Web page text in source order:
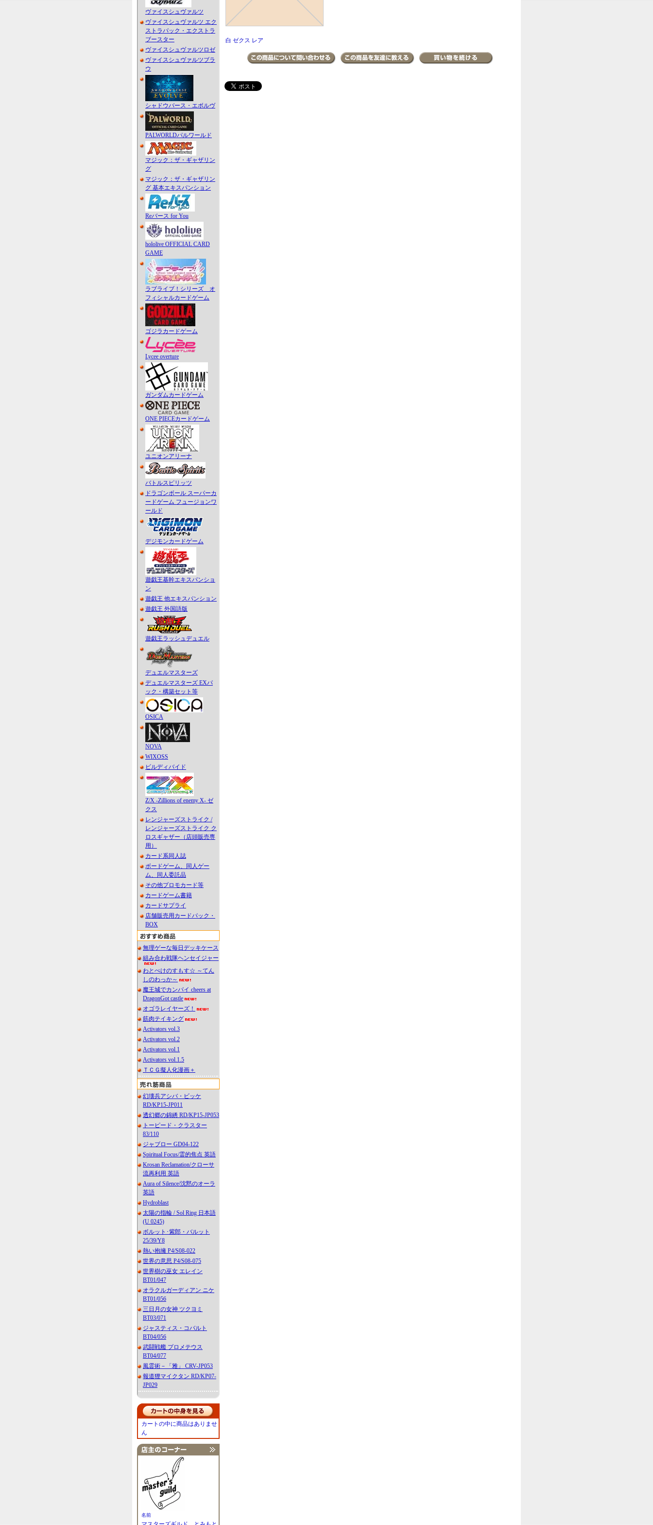
ヴァイスシュヴァルツ
ヴァイスシュヴァルツ エク
ストラパック・エクストラ
ブースター
ヴァイスシュヴァルツロゼ
ヴァイスシュヴァルツブラ
ウ
シャドウバース・エボルヴ
PALWORLDパルワールド
マジック：ザ・ギャザリン
グ
マジック：ザ・ギャザリン
グ 基本エキスパンション
Reバース for You
hololive OFFICIAL CARD
GAME
ラブライブ！シリーズ オ
フィシャルカードゲーム
ゴジラカードゲーム
Lycee overture
ガンダムカードゲーム
ONE PIECEカードゲーム
ユニオンアリーナ
バトルスピリッツ
ドラゴンボール スーパーカ
ードゲーム フュージョンワ
ールド
デジモンカードゲーム
遊戯王基幹エキスパンショ
ン
遊戯王 他エキスパンション
遊戯王 外国語版
遊戯王ラッシュデュエル
デュエルマスターズ
デュエルマスターズ EXパ
ック・構築セット等
OSICA
NOVA
WIXOSS
ビルディバイド
Z/X -Zillions of enemy X- ゼ
クス
レンジャーズストライク /
レンジャーズストライク ク
ロスギャザー（店頭販売専
用）
カード系同人誌
ボードゲーム、同人ゲー
ム、同人委託品
その他プロモカード等
カードゲーム書籍
カードサプライ
店舗販売用カードパック・
BOX
無理ゲーな毎日デッキケース
組み合わ戦隊ヘンセイジャー
わとぺけのすもす☆ ～てん
しのわっか～
魔王城でカンパイ cheers at
DragonGot castle
オゴラレイヤーズ！
筋肉テイキング
Activators vol.3
Activators vol.2
Activators vol.1
Activators vol.1.5
ＴＣＧ擬人化漫画＋
幻壊兵アシバ・ビッケ
RD/KP15-JP011
透幻郷の錦綉 RD/KP15-JP053
トーピード・クラスター
83/110
ジャブロー GD04-122
Spiritual Focus/霊的焦点 英語
Krosan Reclamation/クローサ
流再利用 英語
Aura of Silence/沈黙のオーラ
英語
Hydroblast
太陽の指輪 / Sol Ring 日本語
(U 0245)
ボルット･紫郎・バルット
25/39/Y8
熱い抱擁 P4/S08-022
世界の意思 P4/S08-075
世界樹の巫女 エレイン
BT01/047
オラクルガーディアン ニケ
BT01/056
三日月の女神 ツクヨミ
BT03/071
ジャスティス・コバルト
BT04/056
武闘戦艦 プロメテウス
BT04/077
風霊術－「雅」 CRV-JP053
報道狸マイクタン RD/KP07-
JP029
カートの中に商品はありませ
ん
名前
白 ゼクス レア